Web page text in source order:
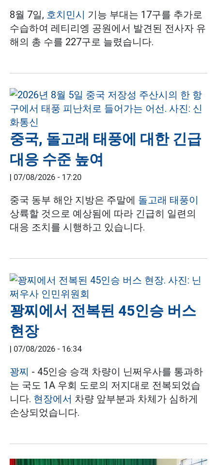
8월 7일, 호치민시 기능 부대는 17구를 추가로
수습하여 레티리엥 공원에서 발견된 전사자 유
해의 총 수를 227구로 늘렸습니다.
중국, 돌고래 태풍에 대한 긴급
대응 수준 높여
| 07/08/2026 - 17:20
중국 동부 해안 지방은 주말에 돌고래 태풍이
상륙할 것으로 예상됨에 따라 긴급히 일련의
대응 조치를 시행하고 있습니다.
꽝찌에서 전복된 45인승 버스
현장
| 07/08/2026 - 16:34
꽝찌 - 45인승 승객 차량이 닌쩌우사를 통과하
는 국도 1A 우회 도로의 저지대로 전복되었습
니다. 현장에서 차량 앞부분과 차체가 심하게
손상되었습니다.